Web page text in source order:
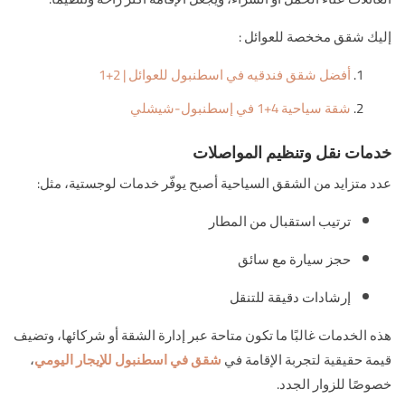
إليك شقق مخخصة للعوائل :
أفضل شقق فندقيه في اسطنبول للعوائل | 2+1
شقة سياحية 4+1 في إسطنبول-شيشلي
خدمات نقل وتنظيم المواصلات
عدد متزايد من الشقق السياحية أصبح يوفّر خدمات لوجستية، مثل:
ترتيب استقبال من المطار
حجز سيارة مع سائق
إرشادات دقيقة للتنقل
هذه الخدمات غالبًا ما تكون متاحة عبر إدارة الشقة أو شركائها، وتضيف
قيمة حقيقية لتجربة الإقامة فيشقق في اسطنبول للإيجار اليومي،
خصوصًا للزوار الجدد.